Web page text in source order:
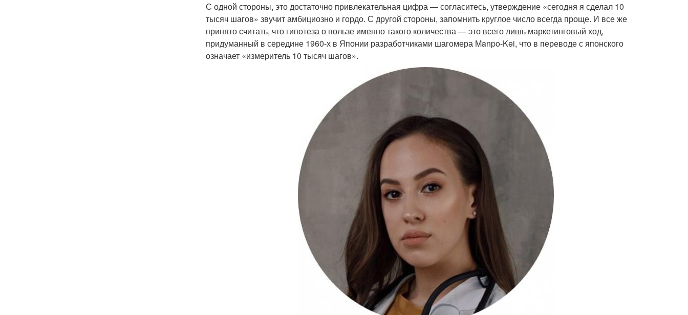
С одной стороны, это достаточно привлекательная цифра — согласитесь, утверждение «сегодня я сделал 10
тысяч шагов» звучит амбициозно и гордо. С другой стороны, запомнить круглое число всегда проще. И все же
принято считать, что гипотеза о пользе именно такого количества — это всего лишь маркетинговый ход,
придуманный в середине 1960-х в Японии разработчиками шагомера Manpo-Kei, что в переводе с японского
означает «измеритель 10 тысяч шагов».